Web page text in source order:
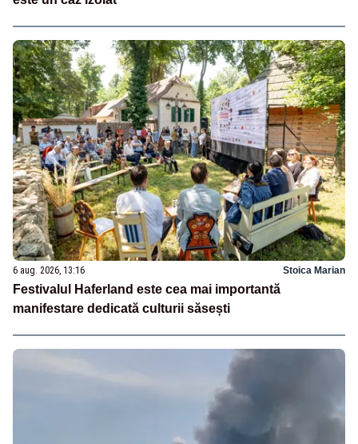
6 aug. 2026, 13:16 Stoica Marian
Festivalul Haferland este cea mai importantă
manifestare dedicată culturii săsești